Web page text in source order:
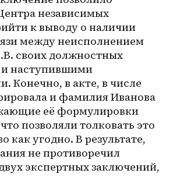
независимых
к выводу о наличии
между неисполнением
своих должностных
наступившими
Конечно, в акте, в числе
и фамилия Иванова
её формулировки
позволяли толковать это
как угодно. В результате,
не противоречил
экспертных заключений,